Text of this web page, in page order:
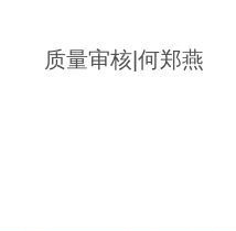
质量审核|何郑燕